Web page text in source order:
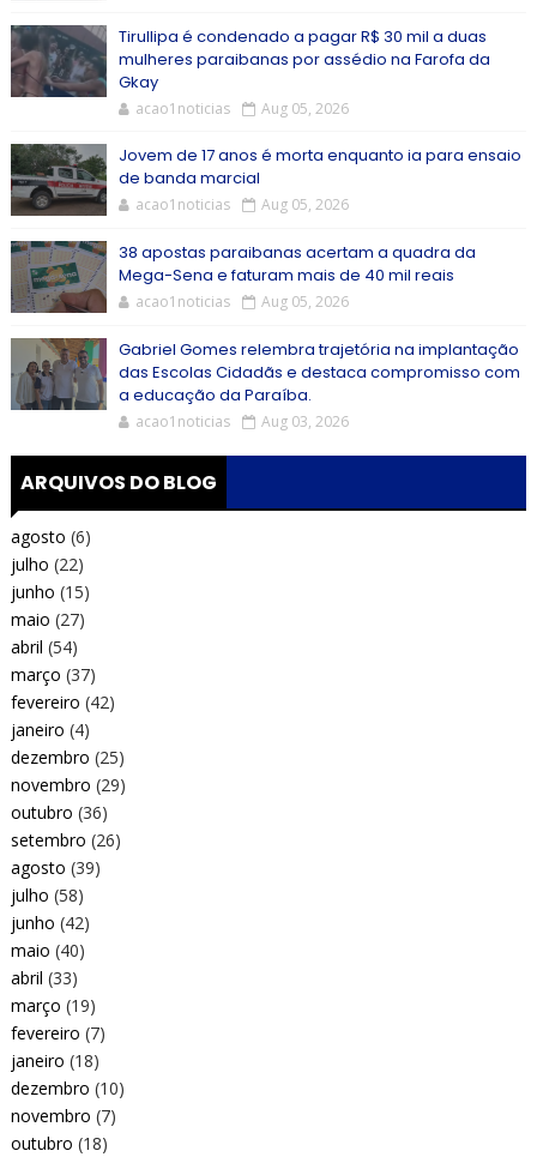
Tirullipa é condenado a pagar R$ 30 mil a duas
mulheres paraibanas por assédio na Farofa da
Gkay
acao1noticias Aug 05, 2026
Jovem de 17 anos é morta enquanto ia para ensaio
de banda marcial
acao1noticias Aug 05, 2026
38 apostas paraibanas acertam a quadra da
Mega-Sena e faturam mais de 40 mil reais
acao1noticias Aug 05, 2026
Gabriel Gomes relembra trajetória na implantação
das Escolas Cidadãs e destaca compromisso com
a educação da Paraíba.
acao1noticias Aug 03, 2026
ARQUIVOS DO BLOG
agosto (6)
julho (22)
junho (15)
maio (27)
abril (54)
março (37)
fevereiro (42)
janeiro (4)
dezembro (25)
novembro (29)
outubro (36)
setembro (26)
agosto (39)
julho (58)
junho (42)
maio (40)
abril (33)
março (19)
fevereiro (7)
janeiro (18)
dezembro (10)
novembro (7)
outubro (18)